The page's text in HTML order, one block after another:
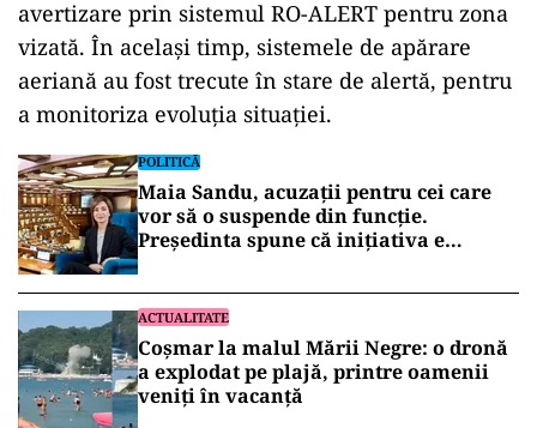
avertizare prin sistemul RO-ALERT pentru zona
vizată. În același timp, sistemele de apărare
aeriană au fost trecute în stare de alertă, pentru
a monitoriza evoluția situației.
POLITICĂ
Maia Sandu, acuzații pentru cei care
vor să o suspende din funcție.
Președinta spune că inițiativa e
ACTUALITATE
Coșmar la malul Mării Negre: o dronă
a explodat pe plajă, printre oamenii
veniți în vacanță